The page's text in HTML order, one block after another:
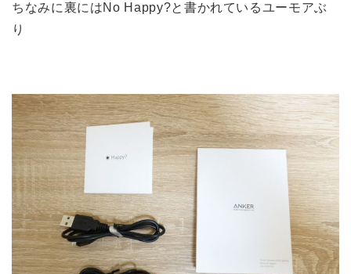
ちなみに裏にはNo Happy?と書かれているユーモアぶ
り